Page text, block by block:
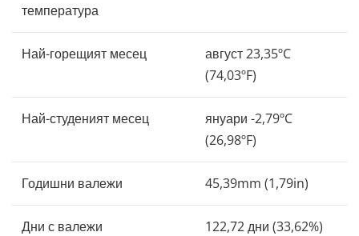
температура
Най-горещият месец
август 23,35ºC
(74,03ºF)
Най-студеният месец
януари -2,79ºC
(26,98ºF)
Годишни валежи 45,39mm (1,79in)
Дни с валежи 122,72 дни (33,62%)